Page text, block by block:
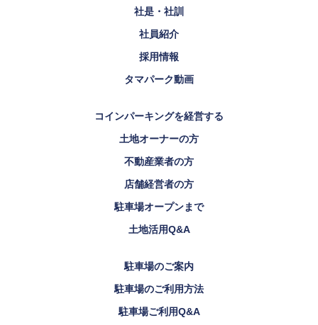
社是・社訓
社員紹介
採用情報
タマパーク動画
コインパーキングを経営する
土地オーナーの方
不動産業者の方
店舗経営者の方
駐車場オープンまで
土地活用Q&A
駐車場のご案内
駐車場のご利用方法
駐車場ご利用Q&A